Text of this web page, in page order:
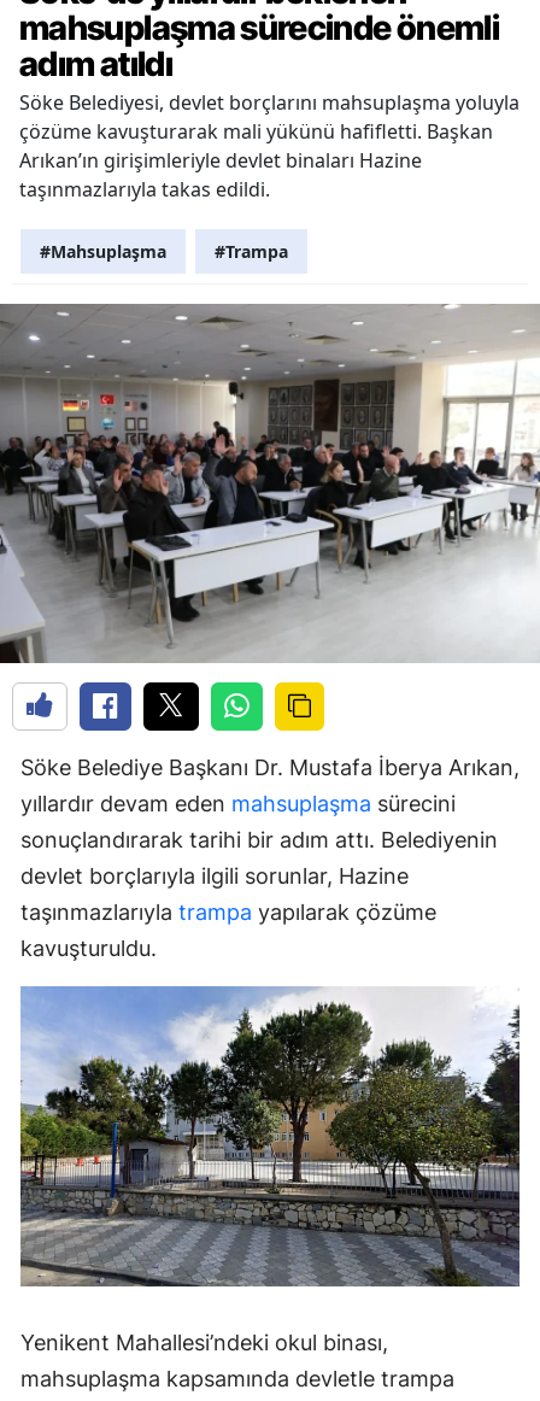
mahsuplaşma sürecinde önemli
adım atıldı
Söke Belediyesi, devlet borçlarını mahsuplaşma yoluyla
çözüme kavuşturarak mali yükünü hafifletti. Başkan
Arıkan’ın girişimleriyle devlet binaları Hazine
taşınmazlarıyla takas edildi.
#Mahsuplaşma #Trampa
Söke Belediye Başkanı Dr. Mustafa İberya Arıkan,
yıllardır devam eden mahsuplaşma sürecini
sonuçlandırarak tarihi bir adım attı. Belediyenin
devlet borçlarıyla ilgili sorunlar, Hazine
taşınmazlarıyla trampa yapılarak çözüme
kavuşturuldu.
Yenikent Mahallesi’ndeki okul binası,
mahsuplaşma kapsamında devletle trampa